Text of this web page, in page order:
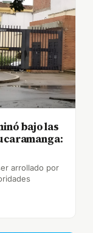
bajo las
arrollado por